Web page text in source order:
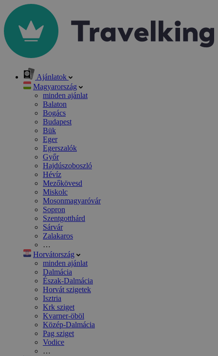
Ajánlatok
Magyarország
minden ajánlat
Balaton
Bogács
Budapest
Bük
Eger
Egerszalók
Győr
Hajdúszoboszló
Hévíz
Mezőkövesd
Miskolc
Mosonmagyaróvár
Sopron
Szentgotthárd
Sárvár
Zalakaros
…
Horvátország
minden ajánlat
Dalmácia
Észak-Dalmácia
Horvát szigetek
Isztria
Krk sziget
Kvarner-öböl
Közép-Dalmácia
Pag sziget
Vodice
…